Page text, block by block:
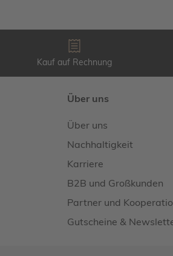
Kauf auf Rechnung
Über uns
Über uns
Nachhaltigkeit
Karriere
B2B und Großkunden
Partner und
Gutscheine &